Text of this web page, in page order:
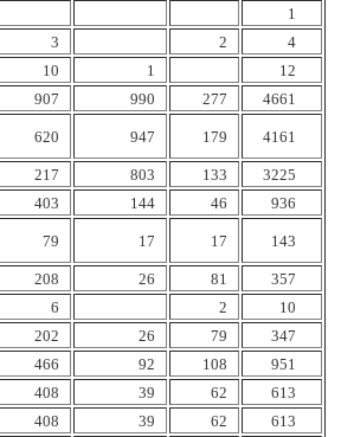
1
3 2
4
10 1
12
907 990 277
4661
620 947 179 4161
217 803 133
3225
403 144 46
936
79 17 17 143
208 26 81
357
6 2
10
202 26 79
347
466 92 108
951
408 39 62
613
408 39 62
613